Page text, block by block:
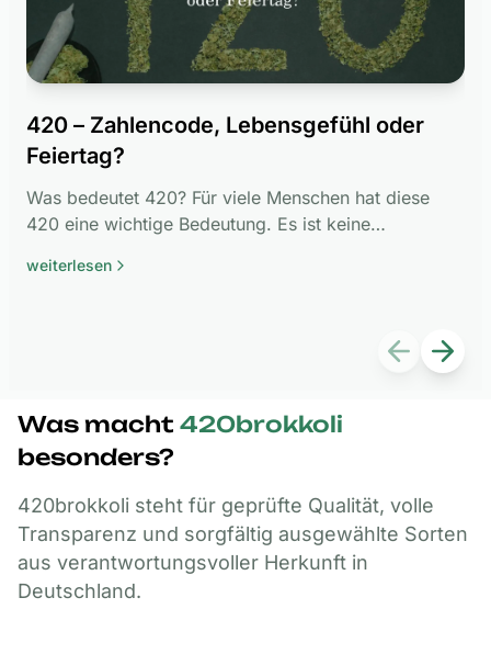
420 – Zahlencode, Lebensgefühl oder
Feiertag?
Was bedeutet 420? Für viele Menschen hat diese
420 eine wichtige Bedeutung. Es ist keine
gesamte Cannabiskultur.
weiterlesen
Previous
Next
Was macht 420brokkoli
besonders?
420brokkoli steht für geprüfte Qualität, volle
Transparenz und sorgfältig ausgewählte Sorten
aus verantwortungsvoller Herkunft in
Deutschland.